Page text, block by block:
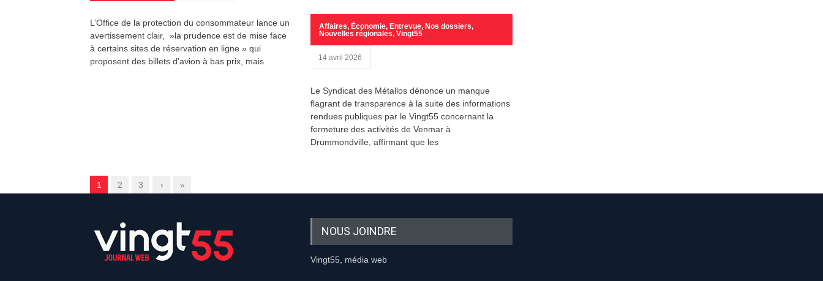
L’Office de la protection du consommateur lance un
avertissement clair, »la prudence est de mise face
à certains sites de réservation en ligne » qui
proposent des billets d’avion à bas prix, mais
Affaires, Économie, Entrevue, Nos dossiers,
Nouvelles régionales, Vingt55
14 avril 2026
Le Syndicat des Métallos dénonce un manque
flagrant de transparence à la suite des informations
rendues publiques par le Vingt55 concernant la
fermeture des activités de Venmar à
Drummondville, affirmant que les
1 2 3 › »
NOUS JOINDRE
Vingt55, média web